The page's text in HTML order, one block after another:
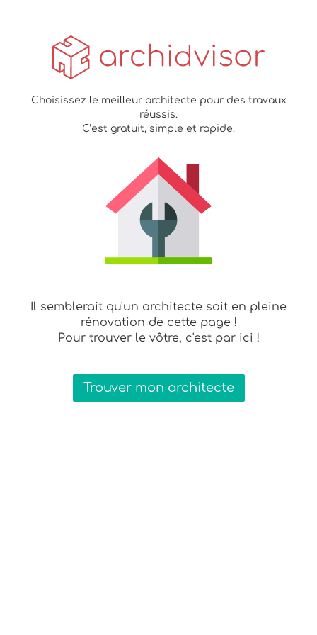
Choisissez le meilleur architecte pour des travaux
réussis.
C’est gratuit, simple et rapide.
Il semblerait qu'un architecte soit en pleine
rénovation de cette page !
Pour trouver le vôtre, c'est par ici !
Trouver mon architecte